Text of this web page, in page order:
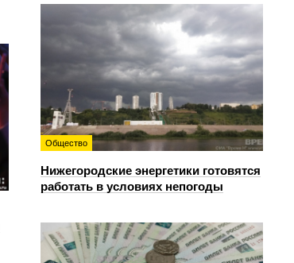
Общество
Нижегородские энергетики готовятся
работать в условиях непогоды